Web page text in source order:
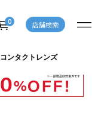
0 店舗検索
コンタクトレンズ